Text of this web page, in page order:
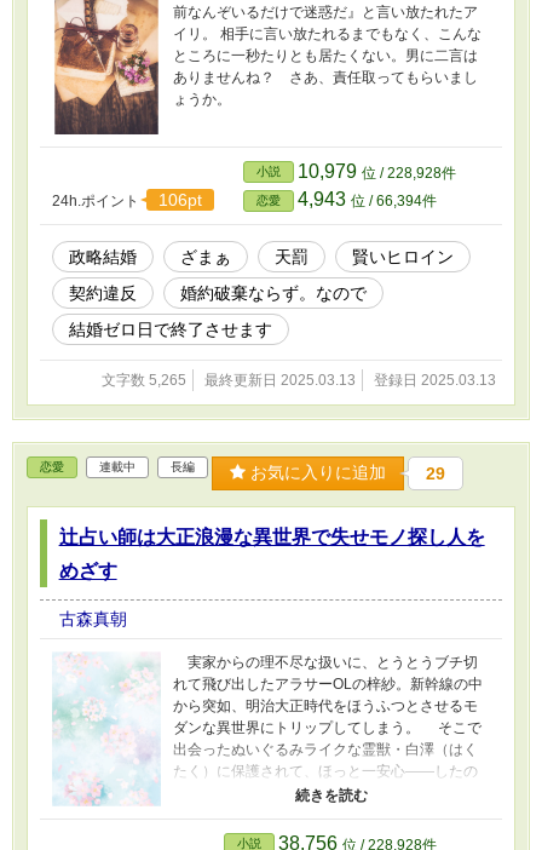
前なんぞいるだけで迷惑だ』と言い放たれたア
イリ。 相手に言い放たれるまでもなく、こんな
ところに一秒たりとも居たくない。男に二言は
ありませんね？ さあ、責任取ってもらいまし
ょうか。
24h.ポイント 106pt
小説 10,979 位 / 228,928件
恋愛 4,943 位 / 66,394件
政略結婚 ざまぁ 天罰
賢いヒロイン
契約違反
婚約破棄ならず。なので
結婚ゼロ日で終了させます
文字数 5,265 最終更新日 2025.03.13 登録日 2025.03.13
恋愛 連載中 長編 お気に入りに追加 29
辻占い師は大正浪漫な異世界で失せモノ探し人を
めざす
古森真朝
実家からの理不尽な扱いに、とうとうブチ切
れて飛び出したアラサーOLの梓紗。新幹線の中
から突如、明治大正時代をほうふつとさせるモ
ダンな異世界にトリップしてしまう。 そこで
出会ったぬいぐるみライクな霊獣・白澤（はく
たく）に保護されて、ほっと一安心――したの
もつかの間、なんと一夜明けたら十歳くらい若
まれ、唯一のシュミで特技だった占いを使っ
小説 38,756 位 / 228,928件